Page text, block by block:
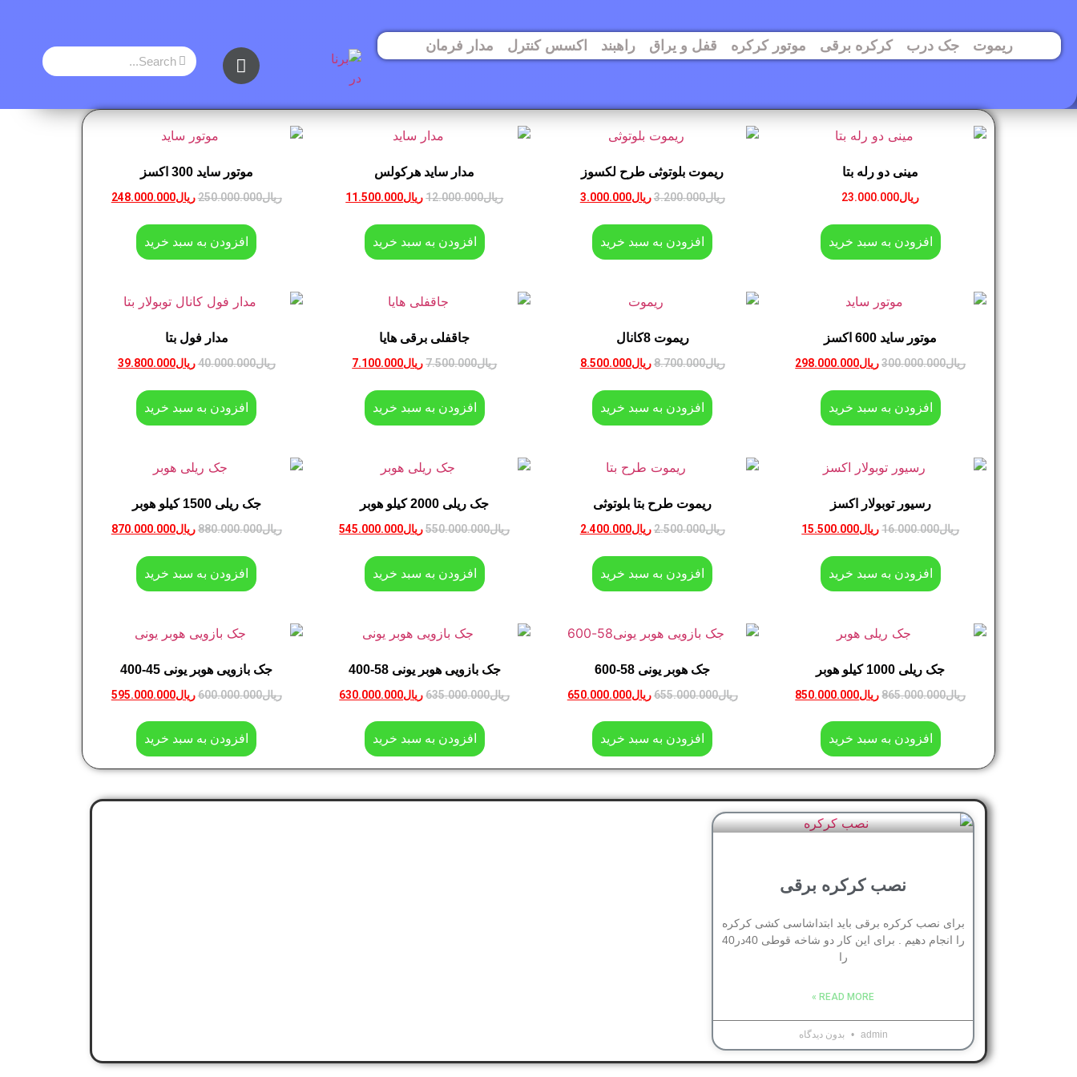
ریموت جک درب کرکره برقی موتور کرکره قفل و یراق راهبند اکسس کنترل مدار فرمان
مینی دو رله بتا
ریال23.000.000
افزودن به سبد خرید
ریموت بلوتوثی طرح لکسوز
ریال3.200.000 ریال3.000.000
افزودن به سبد خرید
مدار ساید هرکولس
ریال12.000.000 ریال11.500.000
افزودن به سبد خرید
موتور ساید 300 اکسز
ریال250.000.000 ریال248.000.000
افزودن به سبد خرید
موتور ساید 600 اکسز
ریال300.000.000 ریال298.000.000
افزودن به سبد خرید
ریموت 8کانال
ریال8.700.000 ریال8.500.000
افزودن به سبد خرید
جاقفلی برقی هایا
ریال7.500.000 ریال7.100.000
افزودن به سبد خرید
مدار فول بتا
ریال40.000.000 ریال39.800.000
افزودن به سبد خرید
رسیور توبولار اکسز
ریال16.000.000 ریال15.500.000
افزودن به سبد خرید
ریموت طرح بتا بلوتوثی
ریال2.500.000 ریال2.400.000
افزودن به سبد خرید
جک ریلی 2000 کیلو هوبر
ریال550.000.000 ریال545.000.000
افزودن به سبد خرید
جک ریلی 1500 کیلو هوبر
ریال880.000.000 ریال870.000.000
افزودن به سبد خرید
جک ریلی 1000 کیلو هوبر
ریال865.000.000 ریال850.000.000
افزودن به سبد خرید
جک هوبر یونی 58-600
ریال655.000.000 ریال650.000.000
افزودن به سبد خرید
جک بازویی هوبر یونی 58-400
ریال635.000.000 ریال630.000.000
افزودن به سبد خرید
جک بازویی هوبر یونی 45-400
ریال600.000.000 ریال595.000.000
افزودن به سبد خرید
نصب کرکره برقی
برای نصب کرکره برقی باید ابتداشاسی کشی کرکره
را انجام دهیم . برای این کار دو شاخه قوطی 40در40
را
READ MORE »
admin بدون دیدگاه